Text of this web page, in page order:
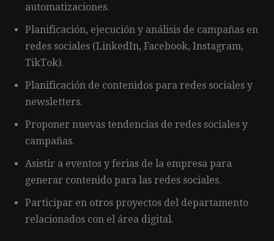
automatizaciones.
Planificación, ejecución y análisis de campañas en
redes sociales (LinkedIn, Facebook, Instagram,
TikTok).
Planificación de contenidos para redes sociales y
newsletters.
Proponer nuevas tendencias de redes sociales y
campañas.
Asistir a eventos y ferias de la empresa para
generar contenido para las redes sociales.
Participar en otros proyectos del departamento
relacionados con el área digital.